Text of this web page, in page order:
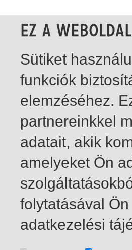
1-3 / insgesamt 3 Treffer
Sütiket
funkciók
elemzéséhez.
partnereinkkel
adatait, akik
amelyeket Ön
folytatásával
adatkezelési